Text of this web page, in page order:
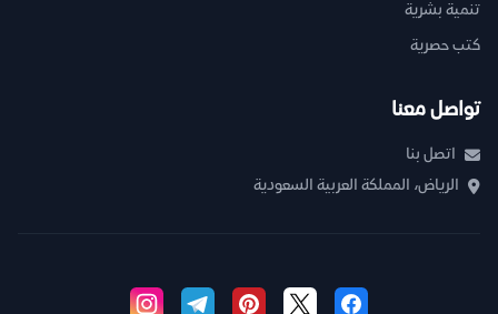
تنمية بشرية
كتب حصرية
تواصل معنا
اتصل بنا
الرياض، المملكة العربية السعودية